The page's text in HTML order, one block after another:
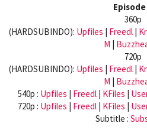
Episode
360p
(HARDSUBINDO): Upfiles | Freedl|
M |
720p
(HARDSUBINDO): Upfiles | Freedl|
M |
540p : Upfiles | Freedl| KFiles |
720p : Upfiles | Freedl| KFiles |
Subtitle :